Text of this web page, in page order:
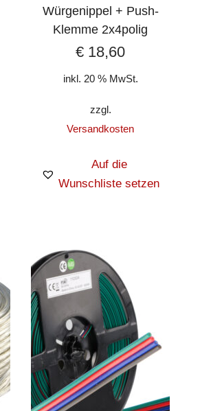
Würgenippel + Push-
Klemme 2x4polig
€ 18,60
inkl. 20 % MwSt.
zzgl.
Versandkosten
Auf die
Wunschliste setzen